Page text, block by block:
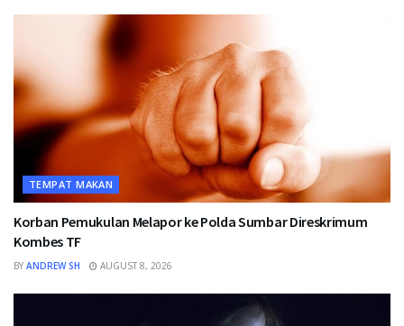
TEMPAT MAKAN
Korban Pemukulan Melapor ke Polda Sumbar Direskrimum
Kombes TF
BY ANDREW SH AUGUST 8, 2026